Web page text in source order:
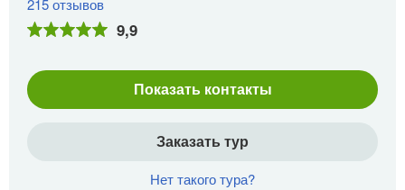
215 отзывов
9,9
Показать контакты
Заказать тур
Нет такого тура?